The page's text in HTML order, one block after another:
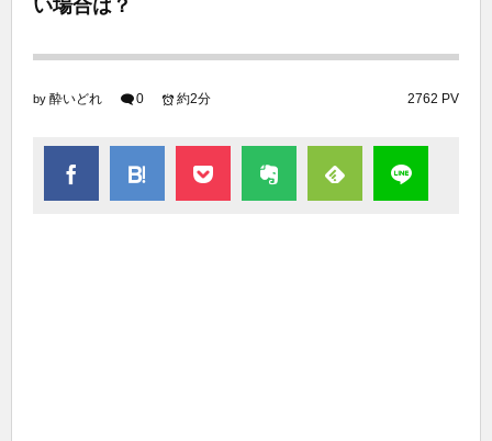
い場合は？
by 酔いどれ 0 2762 PV
約2分